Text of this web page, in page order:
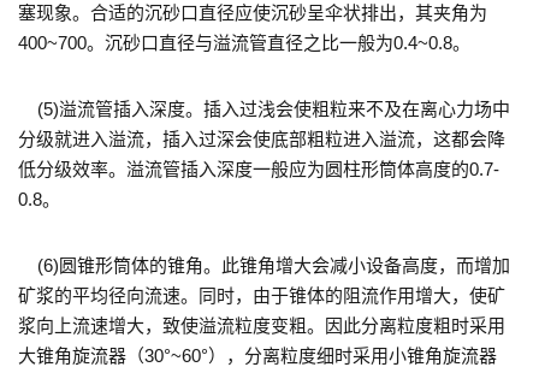
塞现象。合适的沉砂口直径应使沉砂呈伞状排出，其夹角为
400~700。沉砂口直径与溢流管直径之比一般为0.4~0.8。
(5)溢流管插入深度。插入过浅会使粗粒来不及在离心力场中
分级就进入溢流，插入过深会使底部粗粒进入溢流，这都会降
低分级效率。溢流管插入深度一般应为圆柱形筒体高度的0.7-
0.8。
(6)圆锥形筒体的锥角。此锥角增大会减小设备高度，而增加
矿浆的平均径向流速。同时，由于锥体的阻流作用增大，使矿
浆向上流速增大，致使溢流粒度变粗。因此分离粒度粗时采用
大锥角旋流器（30°~60°），分离粒度细时采用小锥角旋流器